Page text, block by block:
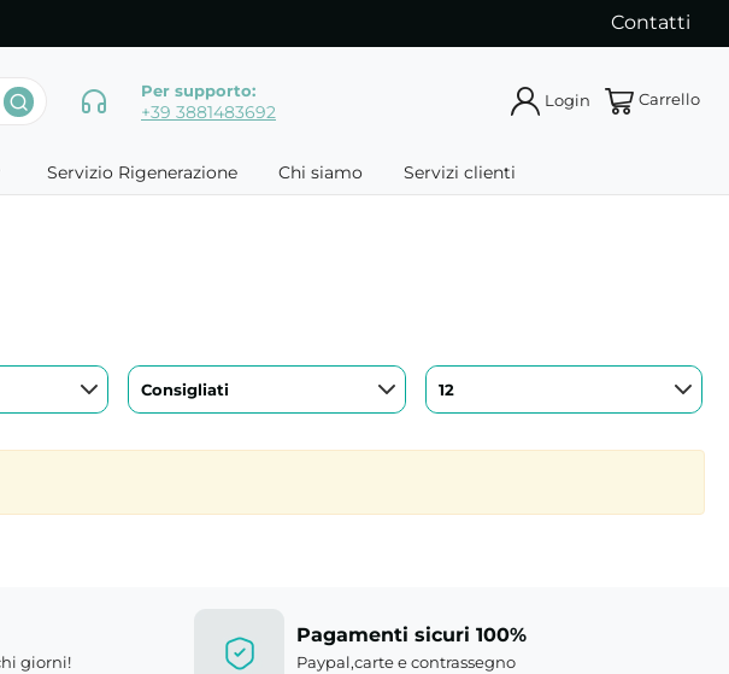
Contatti
Login Carrello
Per supporto:
+39 3881483692
Servizio Rigenerazione Chi siamo Servizi clienti
Consigliati 12
giorni!
Pagamenti sicuri 100%
Paypal,carte e contrassegno